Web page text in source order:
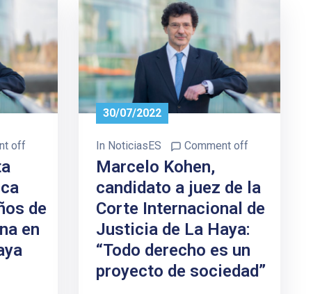
off
de
en
30/07/2022
In NoticiasES Comment off
Marcelo Kohen,
candidato a juez de la
Corte Internacional de
Justicia de La Haya:
“Todo derecho es un
proyecto de sociedad”